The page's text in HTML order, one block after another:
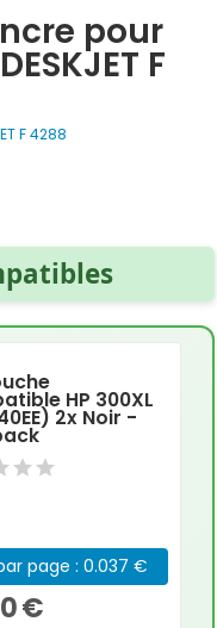
pour
F
F 4288
HP 300XL
2x Noir -
page : 0.037 €
€